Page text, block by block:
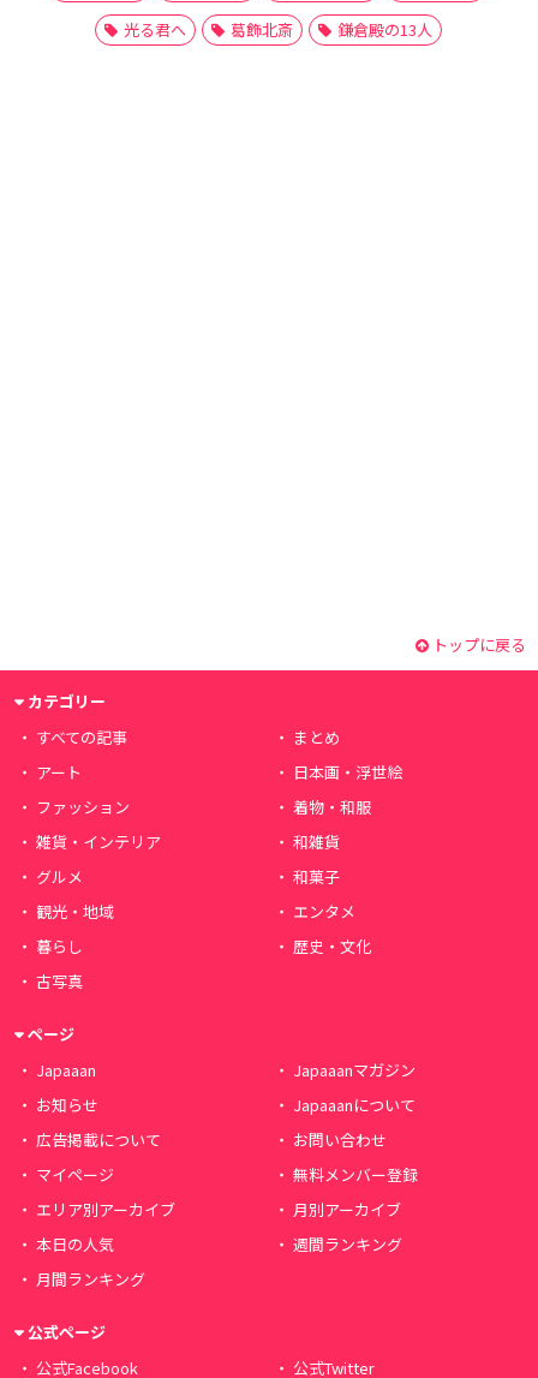
光る君へ
葛飾北斎 鎌倉殿の13人
トップに戻る
カテゴリー
すべての記事
まとめ
アート
日本画・浮世絵
ファッション
着物・和服
雑貨・インテリア
和雑貨
グルメ
和菓子
観光・地域
エンタメ
暮らし
歴史・文化
古写真
ページ
Japaaan
Japaaanマガジン
お知らせ
Japaaanについて
広告掲載について
お問い合わせ
マイページ
無料メンバー登録
エリア別アーカイブ
月別アーカイブ
本日の人気
週間ランキング
月間ランキング
公式ページ
公式Facebook
公式Twitter